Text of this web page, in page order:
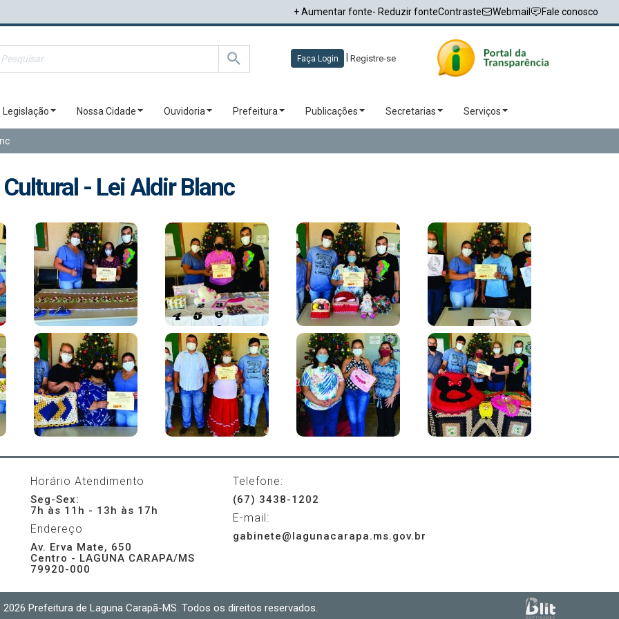
+ Aumentar fonte- Reduzir fonteContraste Webmail Fale conosco
Faça Login Registre-se
Legislação Nossa Cidade Ouvidoria Prefeitura Publicações Secretarias Serviços
- Lei Aldir Blanc
Horário Atendimento
Seg-Sex:
7h às 11h - 13h às 17h
Endereço
Av. Erva Mate, 650
Centro - LAGUNA CARAPA/MS
79920-000
Telefone:
(67) 3438-1202
E-mail:
gabinete@lagunacarapa.ms.gov.br
Prefeitura de Laguna Carapã-MS. Todos os direitos reservados.